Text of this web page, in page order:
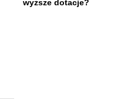
wyższe dotacje?